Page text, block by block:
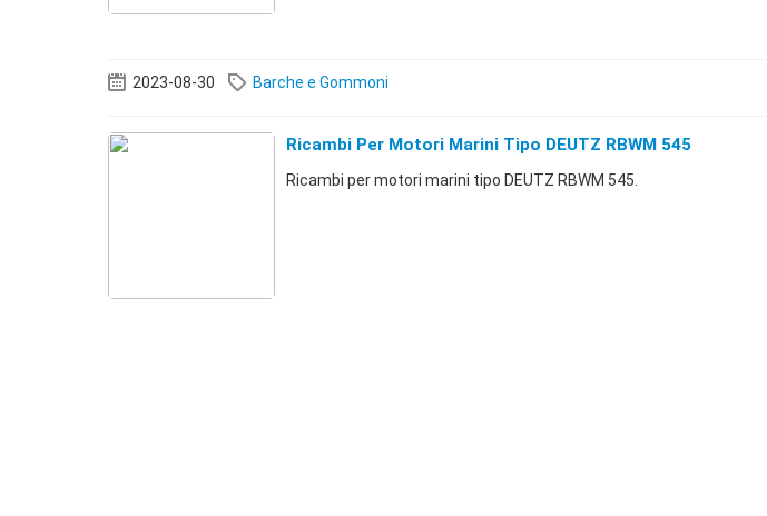
2023-08-30 Barche e Gommoni
Ricambi Per Motori Marini Tipo DEUTZ RBWM 545
Ricambi per motori marini tipo DEUTZ RBWM 545.